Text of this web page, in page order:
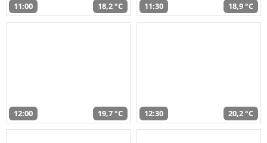
11:00 18,2 °C 11:30 18,9 °C
12:00 19,7 °C 12:30 20,2 °C